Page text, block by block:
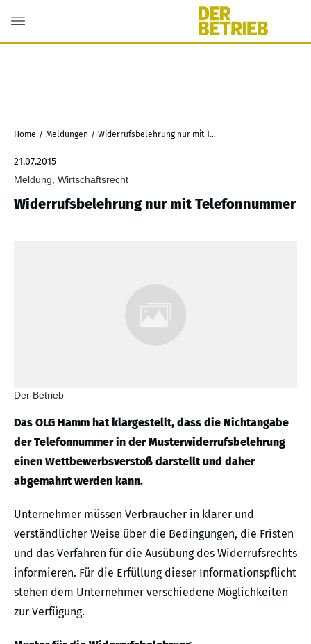
Home / Meldungen / Widerrufsbelehrung nur mit Telefonnummer
21.07.2015
Meldung, Wirtschaftsrecht
Widerrufsbelehrung nur mit Telefonnummer
Der Betrieb
Das OLG Hamm hat klargestellt, dass die Nichtangabe
der Telefonnummer in der Musterwiderrufsbelehrung
einen Wettbewerbsverstoß darstellt und daher
abgemahnt werden kann.
Unternehmer müssen Verbraucher in klarer und
verständlicher Weise über die Bedingungen, die Fristen
und das Verfahren für die Ausübung des Widerrufsrechts
informieren. Für die Erfüllung dieser Informationspflicht
stehen dem Unternehmer verschiedene Möglichkeiten
zur Verfügung.